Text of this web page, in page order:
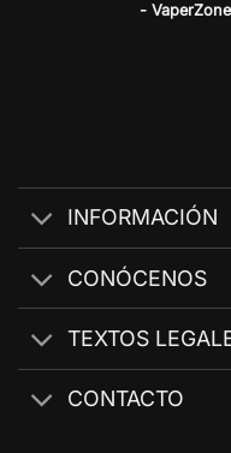
-
INFORMACIÓN
CONÓCENOS
TEXTOS
CONTACTO